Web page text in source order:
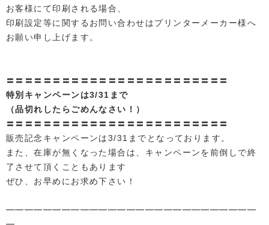
お客様にて印刷される場合、
印刷設定等に関するお問い合わせはプリンターメーカー様へ
お願い申し上げます。
〓〓〓〓〓〓〓〓〓〓〓〓〓〓〓〓〓〓〓〓〓〓〓〓
特別キャンペーンは3/31まで
（品切れしたらごめんなさい！）
〓〓〓〓〓〓〓〓〓〓〓〓〓〓〓〓〓〓〓〓〓〓〓〓
販売記念キャンペーンは3/31までとなっております。
また、在庫が無くなった場合は、キャンペーンを前倒しで終
了させて頂くこともあります
ぜひ、お早めにお求め下さい！
━━━━━━━━━━━━━━━━━━━━━━━━━━━